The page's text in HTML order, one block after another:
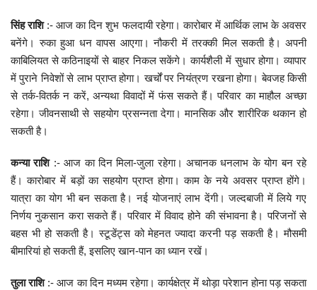
सिंह राशि:- आज का दिन शुभ फलदायी रहेगा। कारोबार में आर्थिक लाभ के अवसर
बनेंगे। रुका हुआ धन वापस आएगा। नौकरी में तरक्की मिल सकती है। अपनी
काबिलियत से कठिनाइयों से बाहर निकल सकेंगे। कार्यशैली में सुधार होगा। व्यापार
में पुराने निवेशों से लाभ प्राप्त होगा। खर्चों पर नियंत्रण रखना होगा। बेवजह किसी
से तर्क-वितर्क न करें, अन्यथा विवादों में फंस सकते हैं। परिवार का माहौल अच्छा
रहेगा। जीवनसाथी से सहयोग प्रसन्नता देगा। मानसिक और शारीरिक थकान हो
सकती है।
कन्या राशि:- आज का दिन मिला-जुला रहेगा। अचानक धनलाभ के योग बन रहे
हैं। कारोबार में बड़ों का सहयोग प्राप्त होगा। काम के नये अवसर प्राप्त होंगे।
यात्रा का योग भी बन सकता है। नई योजनाएं लाभ देंगी। जल्दबाजी में लिये गए
निर्णय नुकसान करा सकते हैं। परिवार में विवाद होने की संभावना है। परिजनों से
बहस भी हो सकती है। स्टूडेंट्स को मेहनत ज्यादा करनी पड़ सकती है। मौसमी
बीमारियां हो सकती हैं, इसलिए खान-पान का ध्यान रखें।
तुला राशि:- आज का दिन मध्यम रहेगा। कार्यक्षेत्र में थोड़ा परेशान होना पड़ सकता